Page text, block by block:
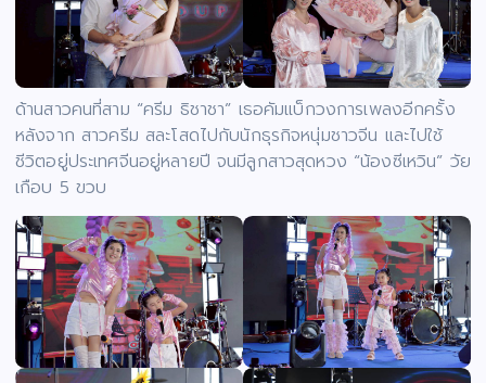
ด้านสาวคนที่สาม “ครีม ธิชาชา” เธอคัมแบ็กวงการเพลงอีกครั้ง
หลังจาก สาวครีม สละโสดไปกับนักธุรกิจหนุ่มชาวจีน และไปใช้
ชีวิตอยู่ประเทศจีนอยู่หลายปี จนมีลูกสาวสุดหวง “น้องซีเหวิน” วัย
เกือบ 5 ขวบ